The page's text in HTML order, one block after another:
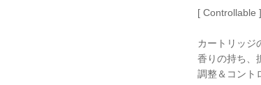
[ Controllable ]
カートリッジ
香りの持ち、
調整＆コント